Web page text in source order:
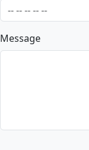
Message